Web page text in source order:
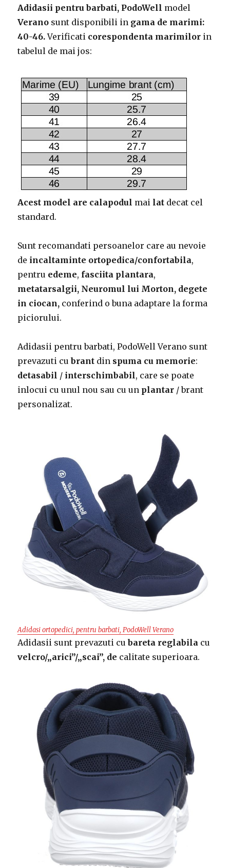
Adidasii pentru barbati, PodoWell model
Verano sunt disponibili in gama de marimi:
40-46.Verificati corespondenta marimilor in
tabelul de mai jos:
Acest model are calapodul mai lat decat cel
standard.
Sunt recomandati persoanelor care au nevoie
de incaltaminte ortopedica/confortabila,
pentru edeme, fasciita plantara,
metatarsalgii, Neuromul lui Morton, degete
in ciocan, conferind o buna adaptare la forma
piciorului.
Adidasii pentru barbati, PodoWell Verano sunt
prevazuti cubrant din spuma cu memorie:
detasabil / interschimbabil, care se poate
inlocui cu unul nou sau cu un plantar / brant
personalizat.
Adidasi ortopedici, pentru barbati, PodoWell Verano
Adidasii sunt prevazuti cubareta reglabila cu
velcro/„arici”/„scai”, de calitate superioara.